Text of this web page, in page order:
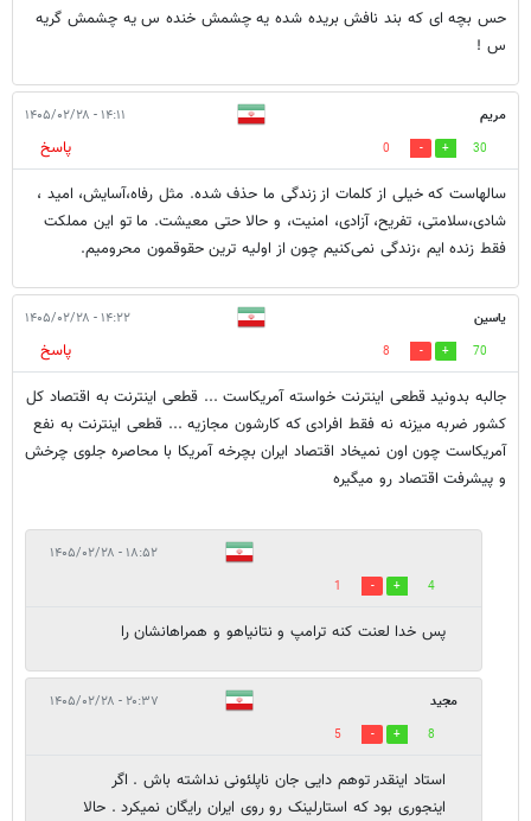
حس بچه ای که بند نافش بریده شده یه چشمش خنده س یه چشمش گریه
س !
مریم ۱۴:۱۱ - ۱۴۰۵/۰۲/۲۸
30
0
پاسخ
سالهاست که خیلی از کلمات از زندگی ما حذف شده. مثل رفاه،آسایش، امید ،
شادی،سلامتی، تفریح، آزادی، امنیت، و حالا حتی معیشت. ما تو این مملکت
فقط زنده ایم ،زندگی نمی‌کنیم چون از اولیه ترین حقوقمون محرومیم.
یاسین ۱۴:۲۲ - ۱۴۰۵/۰۲/۲۸
70
8
پاسخ
جالبه بدونید قطعی اینترنت خواسته آمریکاست ... قطعی اینترنت به اقتصاد کل
کشور ضربه میزنه نه فقط افرادی که کارشون مجازیه ... قطعی اینترنت به نفع
آمریکاست چون اون نمیخاد اقتصاد ایران بچرخه آمریکا با محاصره جلوی چرخش
و پیشرفت اقتصاد رو میگیره
۱۸:۵۲ - ۱۴۰۵/۰۲/۲۸
4
1
پس خدا لعنت کنه ترامپ و نتانیاهو و همراهانشان را
مجید ۲۰:۳۷ - ۱۴۰۵/۰۲/۲۸
8
5
استاد اینقدر توهم دایی جان ناپلئونی نداشته باش . اگر
اینجوری بود که استارلینک رو روی ایران رایگان نمیکرد . حالا